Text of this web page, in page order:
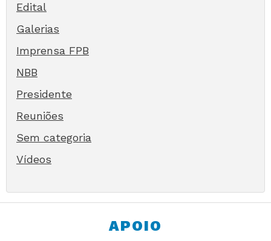
Edital
Galerias
Imprensa FPB
NBB
Presidente
Reuniões
Sem categoria
Vídeos
APOIO